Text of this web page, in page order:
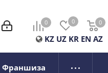
0 0 0
0
KZ UZ KR EN AZ
Франшиза